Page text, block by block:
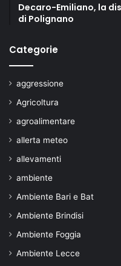
Decaro-Emiliano, la
di Polignano
Categorie
aggressione
Agricoltura
agroalimentare
allerta meteo
allevamenti
ambiente
Ambiente Bari e Bat
Ambiente Brindisi
Ambiente Foggia
Ambiente Lecce